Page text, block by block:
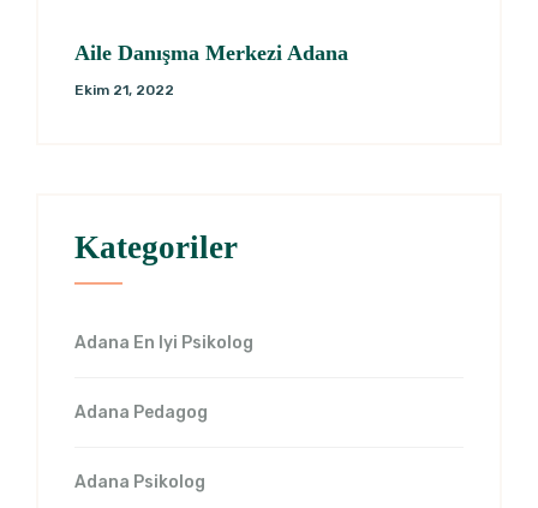
Aile Danışma Merkezi Adana
Ekim 21, 2022
Kategoriler
Adana En Iyi Psikolog
Adana Pedagog
Adana Psikolog